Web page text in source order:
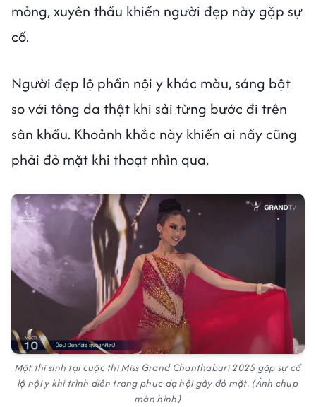
mỏng, xuyên thấu khiến người đẹp này gặp sự
cố.
Người đẹp lộ phần nội y khác màu, sáng bật
so với tông da thật khi sải từng bước đi trên
sân khấu. Khoảnh khắc này khiến ai nấy cũng
phải đỏ mặt khi thoạt nhìn qua.
Một thí sinh tại cuộc thi Miss Grand Chanthaburi 2025 gặp sự cố
lộ nội y khi trình diễn trang phục dạ hội gây đỏ mặt. (Ảnh chụp
màn hình)